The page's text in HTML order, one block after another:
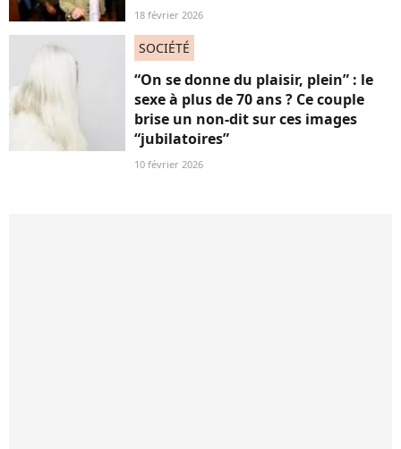
18 février 2026
SOCIÉTÉ
“On se donne du plaisir, plein” : le
sexe à plus de 70 ans ? Ce couple
brise un non-dit sur ces images
“jubilatoires”
10 février 2026